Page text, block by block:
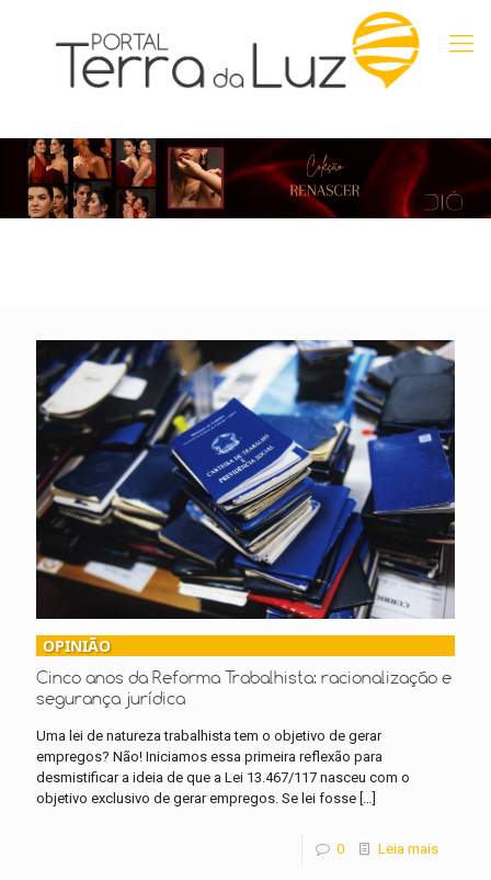
OPINIÃO
Cinco anos da Reforma Trabalhista: racionalização e
segurança jurídica
Uma lei de natureza trabalhista tem o objetivo de gerar
empregos? Não! Iniciamos essa primeira reflexão para
desmistificar a ideia de que a Lei 13.467/117 nasceu com o
objetivo exclusivo de gerar empregos. Se lei fosse […]
0 Leia mais